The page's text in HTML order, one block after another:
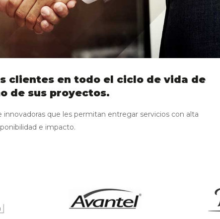
BigData Aplicada a Cumplimiento Regulatorio
Comunicaciones en Tiempo Real
Infraestructura como un servicio
IT como servicio
Seguridad integrada
clientes en todo el ciclo de vida de
de sus proyectos.
que les permitan entregar servicios con alta
e impacto.